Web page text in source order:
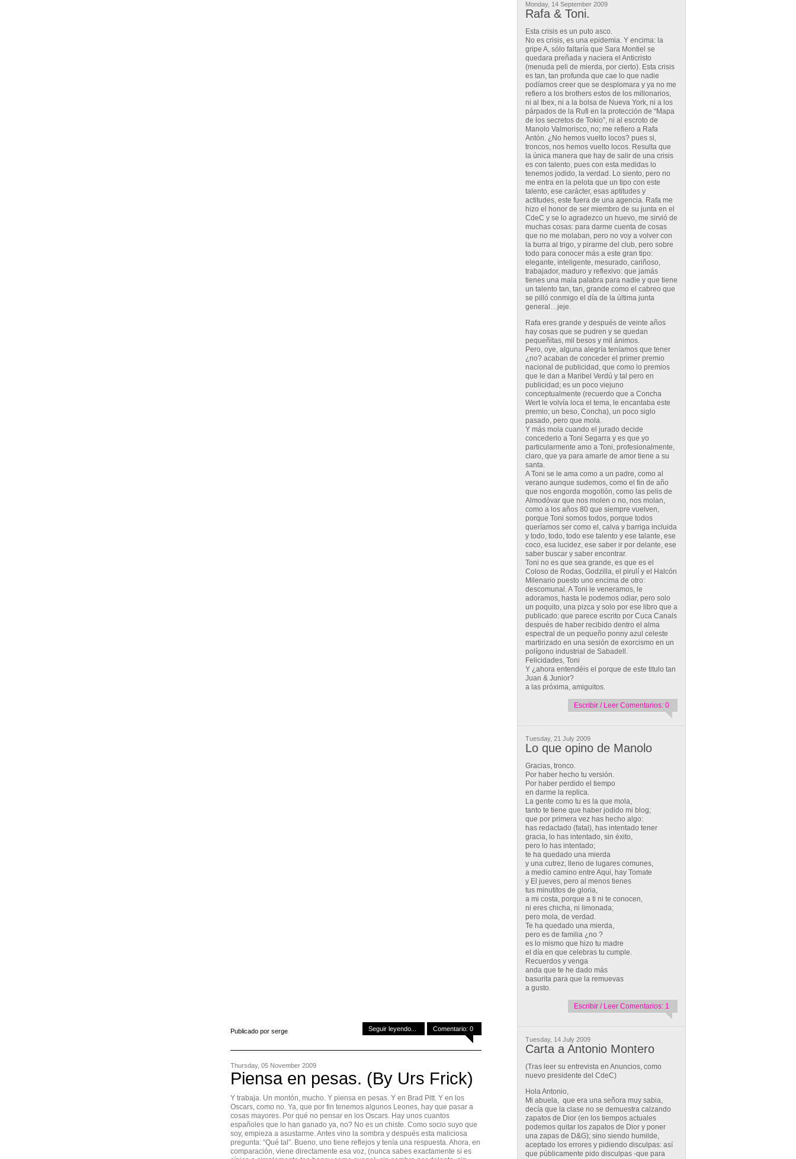
Publicado por serge Seguir leyendo... Comentario: 0
Thursday, 05 November 2009
Piensa en pesas. (By Urs Frick)
Y trabaja. Un montón, mucho. Y piensa en pesas. Y en Brad Pitt. Y en los
Oscars, como no. Ya, que por fin tenemos algunos Leones, hay que pasar a
cosas mayores. Por qué no pensar en los Oscars. Hay unos cuantos
españoles que lo han ganado ya, no? No es un chiste. Como socio suyo que
soy, empieza a asustarme. Antes vino la sombra y después esta maliciosa
pregunta: “Qué tal”. Bueno, uno tiene reflejos y tenía una respuesta. Ahora, en
comparación, viene directamente esa voz, (nunca sabes exactamente si es
Monday, 14 September 2009
Rafa & Toni.
Esta crisis es un puto asco.
No es crisis, es una epidemia. Y encima: la
gripe A, sólo faltaría que Sara Montiel se
quedara preñada y naciera el Anticristo
(menuda peli de mierda, por cierto). Esta crisis
es tan, tan profunda que cae lo que nadie
podíamos creer que se desplomara y ya no me
refiero a los brothers estos de los millonarios,
ni al Ibex, ni a la bolsa de Nueva York, ni a los
párpados de la Rufi en la protección de “Mapa
de los secretos de Tokio”, ni al escroto de
Manolo Valmorisco, no; me refiero a Rafa
Antón. ¿No hemos vuelto locos? pues si,
troncos, nos hemos vuelto locos. Resulta que
la única manera que hay de salir de una crisis
es con talento, pues con esta medidas lo
tenemos jodido, la verdad. Lo siento, pero no
me entra en la pelota que un tipo con este
talento, ese carácter, esas aptitudes y
actitudes, este fuera de una agencia. Rafa me
hizo el honor de ser miembro de su junta en el
CdeC y se lo agradezco un huevo, me sirvió de
muchas cosas: para darme cuenta de cosas
que no me molaban, pero no voy a volver con
la burra al trigo, y pirarme del club, pero sobre
todo para conocer más a este gran tipo:
elegante, inteligente, mesurado, cariñoso,
trabajador, maduro y reflexivo: que jamás
tienes una mala palabra para nadie y que tiene
un talento tan, tan, grande como el cabreo que
se pilló conmigo el día de la última junta
general…jeje.
Rafa eres grande y después de veinte años
hay cosas que se pudren y se quedan
pequeñitas, mil besos y mil ánimos.
Pero, oye, alguna alegría teníamos que tener
¿no? acaban de conceder el primer premio
nacional de publicidad, que como lo premios
que le dan a Maribel Verdú y tal pero en
publicidad; es un poco viejuno
conceptualmente (recuerdo que a Concha
Wert le volvía loca el tema, le encantaba este
premio; un beso, Concha), un poco siglo
pasado, pero que mola.
Y más mola cuando el jurado decide
concederlo a Toni Segarra y es que yo
particularmente amo a Toni, profesionalmente,
claro, que ya para amarle de amor tiene a su
santa.
A Toni se le ama como a un padre, como al
verano aunque sudemos, como el fin de año
que nos engorda mogollón, como las pelis de
Almodóvar que nos molen o no, nos molan,
como a los años 80 que siempre vuelven,
porque Toni somos todos, porque todos
queríamos ser como el, calva y barriga incluida
y todo, todo, todo ese talento y ese talante, ese
coco, esa lucidez, ese saber ir por delante, ese
saber buscar y saber encontrar.
Toni no es que sea grande, es que es el
Coloso de Rodas, Godzilla, el pirulí y el Halcón
Milenario puesto uno encima de otro:
descomunal. A Toni le veneramos, le
adoramos, hasta le podemos odiar, pero solo
un poquito, una pizca y solo por ese libro que a
publicado: que parece escrito por Cuca Canals
después de haber recibido dentro el alma
espectral de un pequeño ponny azul celeste
martirizado en una sesión de exorcismo en un
polígono industrial de Sabadell.
Felicidades, Toni
Y ¿ahora entendéis el porque de este titulo tan
Juan & Junior?
a las próxima, amiguitos.
Escribir / Leer Comentarios: 0
Tuesday, 21 July 2009
Lo que opino de Manolo
Gracias, tronco.
Por haber hecho tu versión.
Por haber perdido el tiempo
en darme la replica.
La gente como tu es la que mola,
tanto te tiene que haber jodido mi blog;
que por primera vez has hecho algo:
has redactado (fatal), has intentado tener
gracia, lo has intentado, sin éxito,
pero lo has intentado;
te ha quedado una mierda
y una cutrez, lleno de lugares comunes,
a medio camino entre Aqui, hay Tomate
y El jueves, pero al menos tienes
tus minutitos de gloria,
a mi costa, porque a ti ni te conocen,
ni eres chicha, ni limonada;
pero mola, de verdad.
Te ha quedado una mierda,
pero es de familia ¿no ?
es lo mismo que hizo tu madre
el día en que celebras tu cumple.
Recuerdos y venga
anda que te he dado más
basurita para que la remuevas
a gusto.
Escribir / Leer Comentarios: 1
Tuesday, 14 July 2009
Carta a Antonio Montero
(Tras leer su entrevista en Anuncios, como
nuevo presidente del CdeC)
Hola Antonio,
Mi abuela, que era una señora muy sabia,
decía que la clase no se demuestra calzando
zapatos de Dior (en los tiempos actuales
podemos quitar los zapatos de Dior y poner
una zapas de D&G); sino siendo humilde,
aceptado los errores y pidiendo disculpas: así
que públicamente pido disculpas -que para